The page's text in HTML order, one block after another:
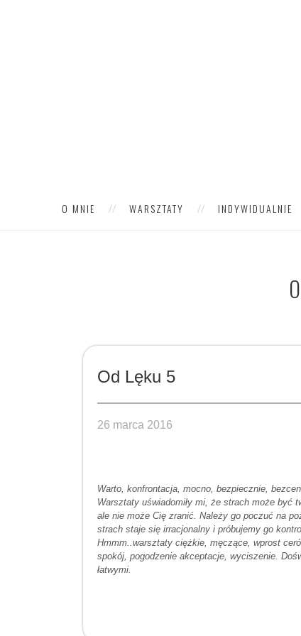
O MNIE WARSZTATY INDYWIDUALNIE
Od Lęku 5
26 marca 2016
Warto, konfrontacja, mocno, bezpiecznie,
Warsztaty uświadomiły mi, że strach może być
ale nie może Cię zranić. Należy go poczuć na
strach staje się irracjonalny i próbujemy go
Hmmm..warsztaty ciężkie, męczące, wprost
spokój, pogodzenie akceptacje, wyciszenie.
łatwymi.